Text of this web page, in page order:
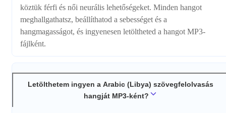
köztük férfi és női neurális lehetőségeket. Minden hangot
meghallgathatsz, beállíthatod a sebességet és a
hangmagasságot, és ingyenesen letöltheted a hangot MP3-
fájlként.
Letölthetem ingyen a Arabic (Libya) szövegfelolvasás
hangját MP3-ként?